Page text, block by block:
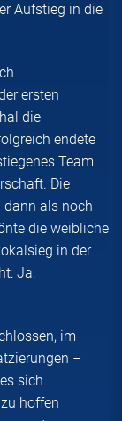
Aufstieg in die
ersten
die
endete
Team
Die
dann als noch
die weibliche
in der
Ja,
im
–
sich
hoffen